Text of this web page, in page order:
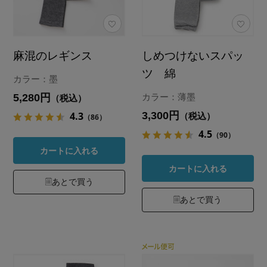
麻混のレギンス
カラー：墨
5,280円 （税込）
4.3 （86）
カートに入れる
あとで買う
しめつけないスパッ
ツ 綿
カラー：薄墨
3,300円 （税込）
4.5 （90）
カートに入れる
あとで買う